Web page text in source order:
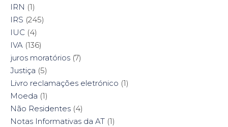
IRN (1)
IRS (245)
IUC (4)
IVA (136)
juros moratórios (7)
Justiça (5)
Livro reclamações eletrónico (1)
Moeda (1)
Não Residentes (4)
Notas Informativas da AT (1)